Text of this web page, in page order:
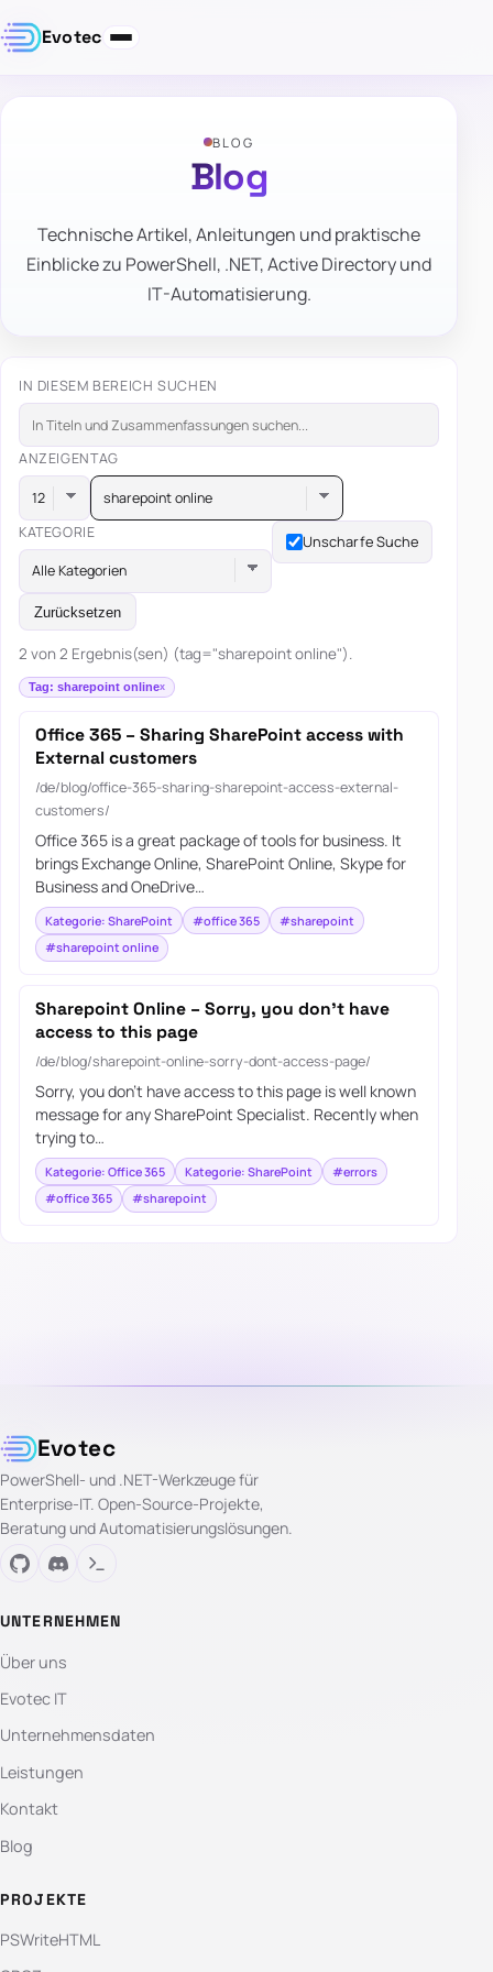
Evotec
BLOG
Blog
Technische Artikel, Anleitungen und praktische
Einblicke zu PowerShell, .NET, Active Directory und
IT-Automatisierung.
IN DIESEM BEREICH SUCHEN
ANZEIGENTAG
sharepoint online
KATEGORIE
Alle Kategorien
Unscharfe Suche
Zurücksetzen
2 von 2 Ergebnis(sen) (tag="sharepoint online").
Tag: sharepoint online
Office 365 – Sharing SharePoint access with
External customers
/de/blog/office-365-sharing-sharepoint-access-external-
customers/
Office 365 is a great package of tools for business. It
brings Exchange Online, SharePoint Online, Skype for
Business and OneDrive…
Kategorie: SharePoint #office 365
#sharepoint
#sharepoint online
Sharepoint Online – Sorry, you don’t have
access to this page
/de/blog/sharepoint-online-sorry-dont-access-page/
Sorry, you don’t have access to this page is well known
message for any SharePoint Specialist. Recently when
trying to…
Kategorie: Office 365 Kategorie: SharePoint
#errors
#office 365
#sharepoint
Evotec
PowerShell- und .NET-Werkzeuge für
Enterprise-IT. Open-Source-Projekte,
Beratung und Automatisierungslösungen.
UNTERNEHMEN
Über uns
Evotec IT
Unternehmensdaten
Leistungen
Kontakt
Blog
PROJEKTE
PSWriteHTML